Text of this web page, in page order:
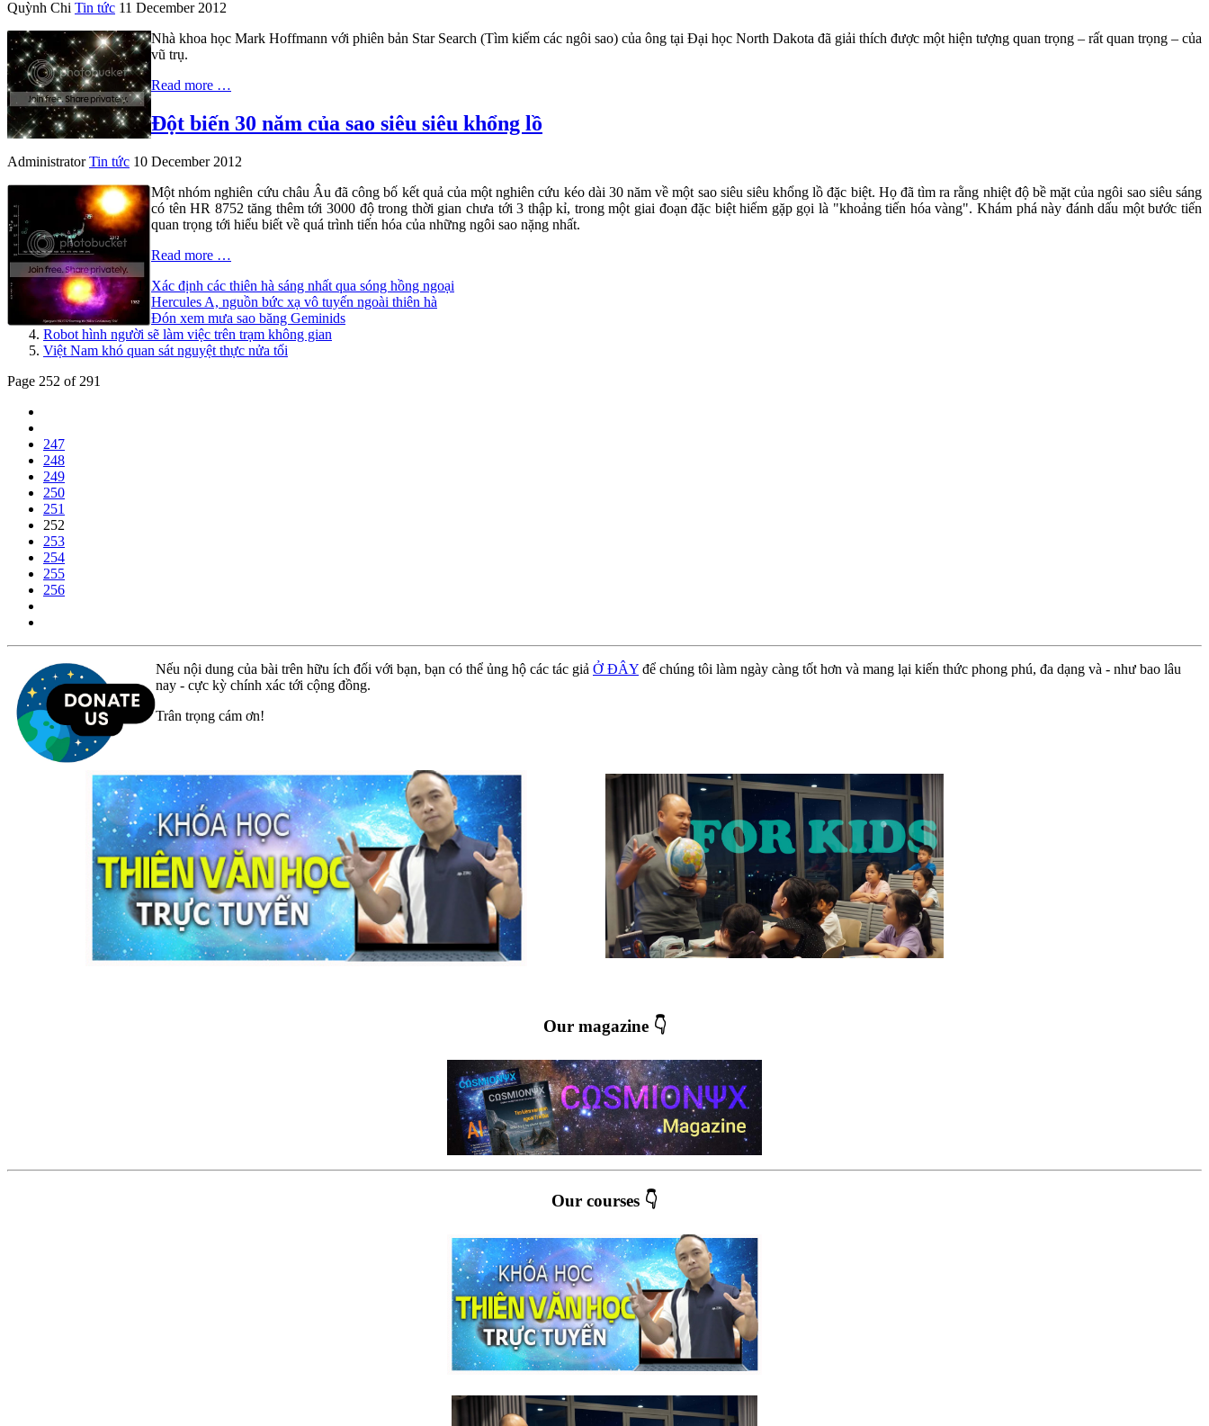
Quỳnh Chi Tin tức 11 December 2012
Nhà khoa học Mark Hoffmann với phiên bản Star Search (Tìm kiếm các ngôi sao) của ông tại Đại học North Dakota đã giải thích được một hiện tượng quan trọng – rất quan trọng – của
vũ trụ.
Read more …
Đột biến 30 năm của sao siêu siêu khổng lồ
Administrator Tin tức 10 December 2012
Một nhóm nghiên cứu châu Âu đã công bố kết quả của một nghiên cứu kéo dài 30 năm về một sao siêu siêu khổng lồ đặc biệt. Họ đã tìm ra rằng nhiệt độ bề mặt của ngôi sao siêu sáng
có tên HR 8752 tăng thêm tới 3000 độ trong thời gian chưa tới 3 thập kỉ, trong một giai đoạn đặc biệt hiếm gặp gọi là "khoảng tiến hóa vàng". Khám phá này đánh dấu một bước tiến
quan trọng tới hiểu biết về quá trình tiến hóa của những ngôi sao nặng nhất.
Read more …
Xác định các thiên hà sáng nhất qua sóng hồng ngoại
Hercules A, nguồn bức xạ vô tuyến ngoài thiên hà
Đón xem mưa sao băng Geminids
Robot hình người sẽ làm việc trên trạm không gian
Việt Nam khó quan sát nguyệt thực nửa tối
Page 252 of 291
247
248
249
250
251
252
253
254
255
256
Nếu nội dung của bài trên hữu ích đối với bạn, bạn có thể ủng hộ các tác giả Ở ĐÂY để chúng tôi làm ngày càng tốt hơn và mang lại kiến thức phong phú, đa dạng và - như bao lâu
nay - cực kỳ chính xác tới cộng đồng.
Trân trọng cám ơn!
Our magazine 👇
Our courses 👇